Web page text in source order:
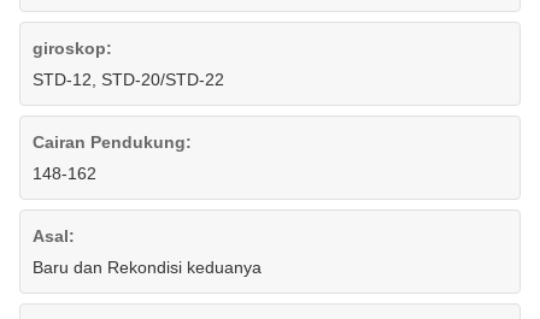
giroskop:
STD-12, STD-20/STD-22
Cairan Pendukung:
148-162
Asal:
Baru dan Rekondisi keduanya